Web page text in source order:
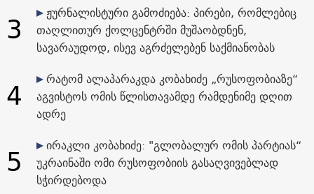
3
ჟურნალისტური გამოძიება: პირები, რომლებიც
თაღლითურ ქოლცენტრში მუშაობდნენ,
სავარაუდოდ, ისევ აგრძელებენ საქმიანობას
4
რატომ ალაპარაკდა კობახიძე „რუსოფობიაზე“
აგვისტოს ომის წლისთავამდე რამდენიმე დღით
ადრე
5
ირაკლი კობახიძე: "გლობალურ ომის პარტიას“
უკრაინაში ომი რუსოფობიის გასაღვივებლად
სჭირდებოდა